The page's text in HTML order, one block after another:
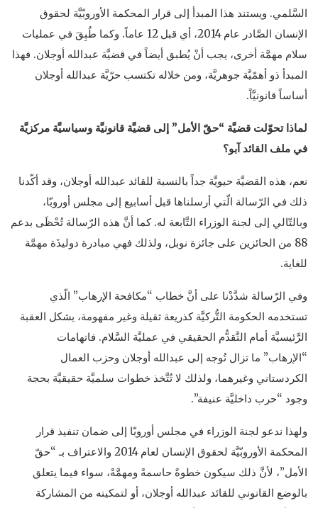
السَّلمي. ويستند هذا المبدأ إلى قرار المحكمة الأوروبّيَّة لحقوق
الإنسان الصَّادر عام 2014، أي قبل 12 عاماً. وكما طُبِقَ في عمليات
سلام مهمَّة أخرى، يجب أنْ يُطبق أيضاً في قضيَّة عبدالله أوجلان. فهذا
المبدأ ذو أهمّيَّة جوهريَّة، ومن خلاله تكتسب حرّيَّة عبدالله أوجلان
أساساً قانونيَّاً.
لماذا تحوّلت قضيَّة “حقّ الأمل” إلى قضيَّة قانونيَّة وسياسيَّة مركزيَّة
في ملف القائد آبو؟
نعم، هذه القضيَّة حيويَّة جداً بالنسبة للقائد عبدالله أوجلان، وقد أكّدنا
ذلك في الرّسالة الّتي أرسلناها قبل أسابيع إلى مجلس أوروبّا،
وبالتّالي إلى لجنة الوزراء التَّابعة له. كما أنَّ هذه الرّسالة تُحْظَى بدعم
88 من الحائزين على جائزة نوبل، ولذلك فهي مبادرة دوليذَة مهمَّة
للغاية.
وفي الرّسالة شدَّدْنا على أنَّ خطاب “مكافحة الإرهاب” الّذي
تستخدمه الحكومة التُّركيَّة كذريعة ثقيلة وغير مفهومة، يشكل العقبة
الرَّئيسيَّة أمام التَّقدُّم الحقيقي في عمليَّة السَّلام. فاتهامات
“الإرهاب” ما تزال تُوجه إلى عبدالله أوجلان وحزب العمال
الكردستاني وغيرهما، ولذلك لا تُتَّخذ خطوات سلميَّة حقيقيَّة بحجة
وجود “حرب داخليَّة عنيفة”.
ولهذا ندعو لجنة الوزراء في مجلس أوروبّا إلى ضمان تنفيذ قرار
المحكمة الأوروبّيَّة لحقوق الإنسان لعام 2014 والاعتراف بـ “حقّ
الأمل”، لأنَّ ذلك سيكون خطوةً حاسمةً ومهمَّةً، سواء فيما يتعلق
بالوضع القانوني للقائد عبدالله أوجلان، أو لتمكينه من المشاركة